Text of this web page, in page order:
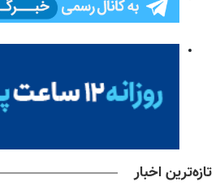
تازه‌ترین اخبار